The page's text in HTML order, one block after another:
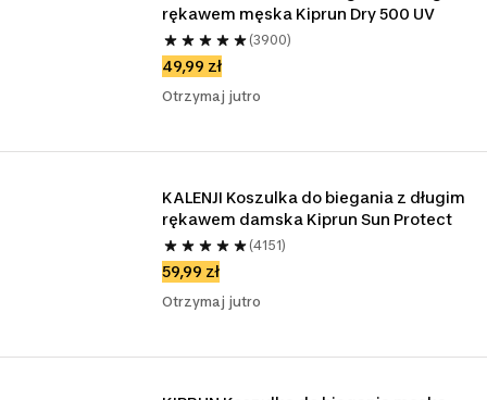
rękawem męska Kiprun Dry 500 UV
(3900)
49,99 zł
Otrzymaj jutro
KALENJI Koszulka do biegania z długim
rękawem damska Kiprun Sun Protect
(4151)
59,99 zł
Otrzymaj jutro